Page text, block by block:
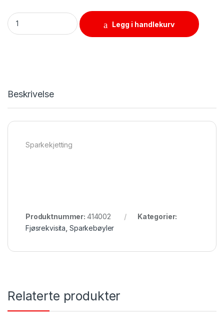
Sparkekjetting quantity
Legg i handlekurv
Beskrivelse
Sparkekjetting
Produktnummer: 414002
Kategorier:
Fjøsrekvisita Sparkebøyler
Relaterte produkter